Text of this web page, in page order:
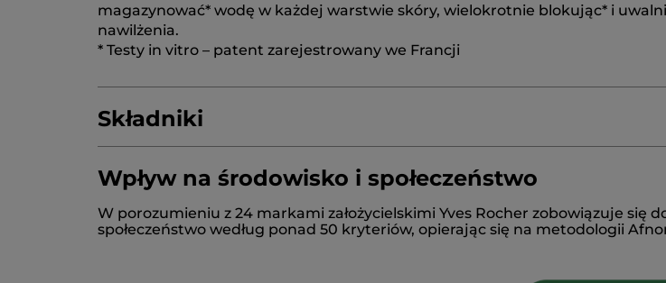
magazynować* wodę w każdej warstwie skóry, wielokrotnie blokując* i
nawilżenia.
* Testy in vitro – patent zarejestrowany we Francji
Składniki
AQUA/WATER/EAU CAPRYLIC/CAPRICTRIGLYCERIDE
C10-18TRIGLYCERIDES SQUALANE
Wpływ na środowisko i społeczeństwo
W porozumieniu z 24 markami założycielskimi Yves Rocher zobowiązuje się
społeczeństwo według ponad 50 kryteriów, opierając się na metodologii